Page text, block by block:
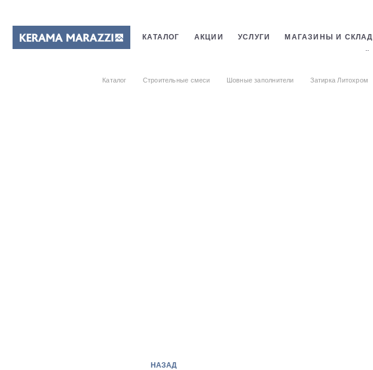
КАТАЛОГ АКЦИИ УСЛУГИ МАГАЗИНЫ И СКЛАД
Каталог Строительные смеси Шовные заполнители Затирка Литохром
НАЗАД